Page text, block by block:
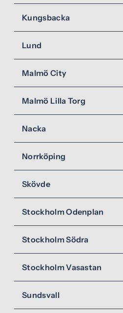
Kungsbacka
Lund
Malmö City
Malmö Lilla Torg
Nacka
Norrköping
Skövde
Stockholm Odenplan
Stockholm Södra
Stockholm Vasastan
Sundsvall